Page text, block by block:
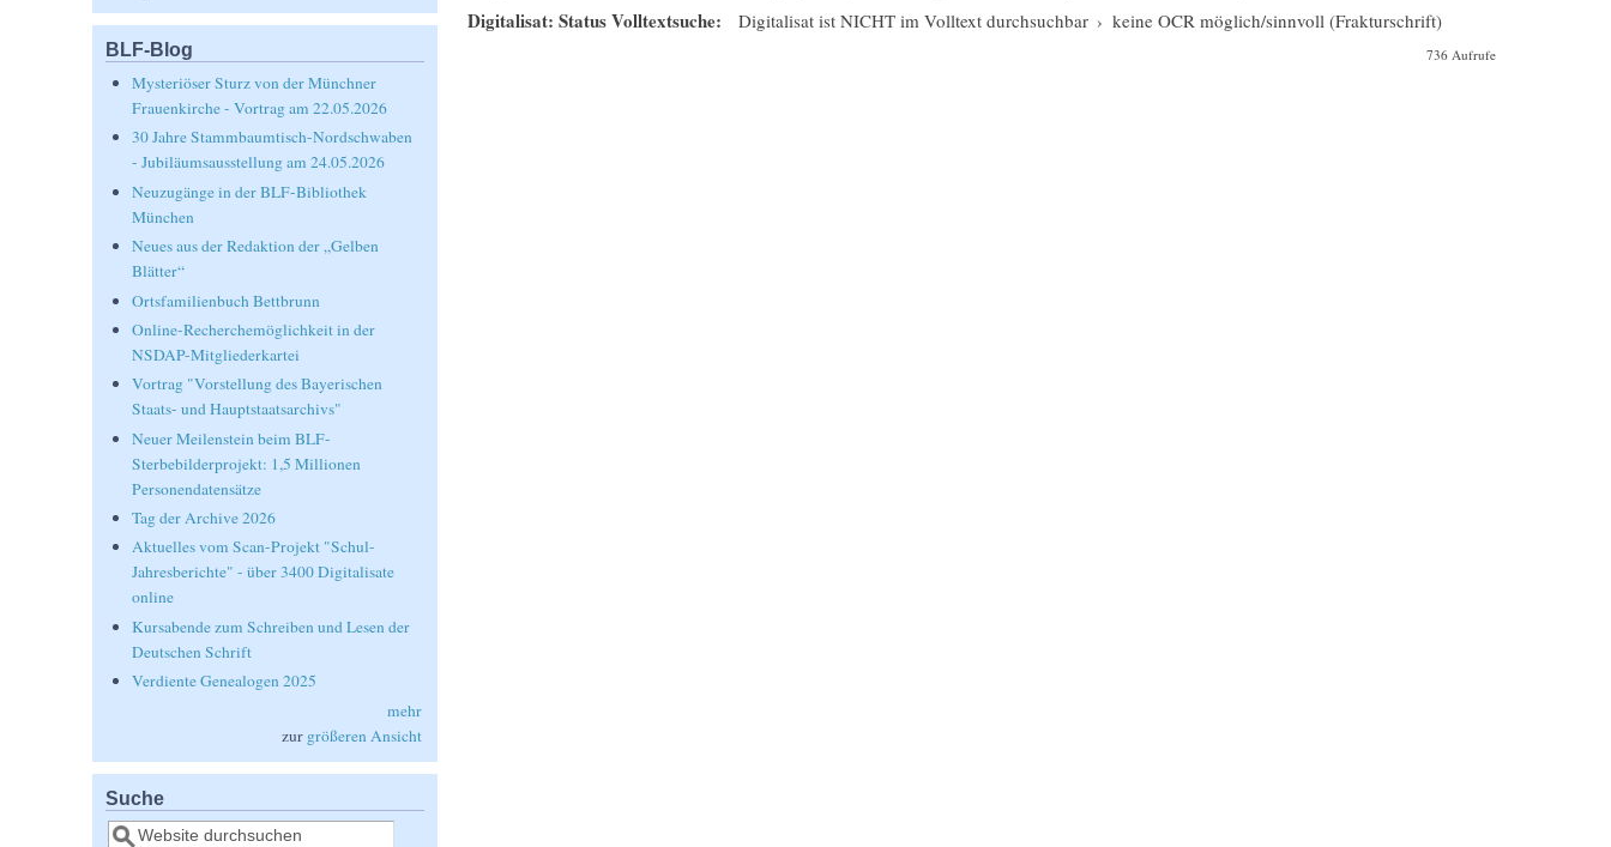
Digitalisat: Status Volltextsuche: Digitalisat ist NICHT im Volltext durchsuchbar › keine OCR möglich/sinnvoll (Frakturschrift)
736 Aufrufe
BLF-Blog
Mysteriöser Sturz von der Münchner
Frauenkirche - Vortrag am 22.05.2026
30 Jahre Stammbaumtisch-Nordschwaben
- Jubiläumsausstellung am 24.05.2026
Neuzugänge in der BLF-Bibliothek
München
Neues aus der Redaktion der „Gelben
Blätter“
Ortsfamilienbuch Bettbrunn
Online-Recherchemöglichkeit in der
NSDAP-Mitgliederkartei
Vortrag "Vorstellung des Bayerischen
Staats- und Hauptstaatsarchivs"
Neuer Meilenstein beim BLF-
Sterbebilderprojekt: 1,5 Millionen
Personendatensätze
Tag der Archive 2026
Aktuelles vom Scan-Projekt "Schul-
Jahresberichte" - über 3400 Digitalisate
online
Kursabende zum Schreiben und Lesen der
Deutschen Schrift
Verdiente Genealogen 2025
mehr
zur größeren Ansicht
Suche
Suche